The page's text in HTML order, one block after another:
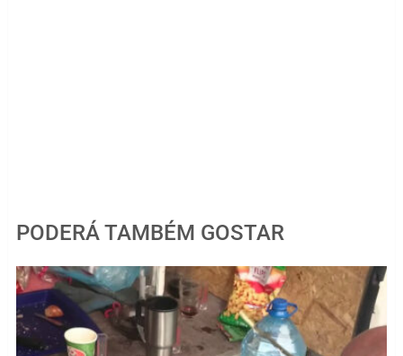
PODERÁ TAMBÉM GOSTAR